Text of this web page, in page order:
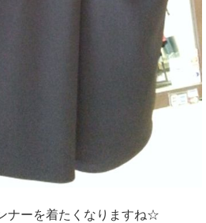
ナーを着たくなりますね☆